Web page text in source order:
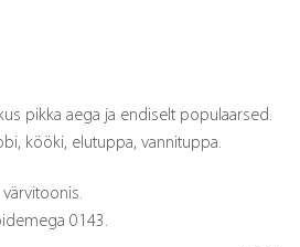
pikka aega ja endiselt populaarsed.
kööki, elutuppa, vannituppa.
värvitoonis.
0143.